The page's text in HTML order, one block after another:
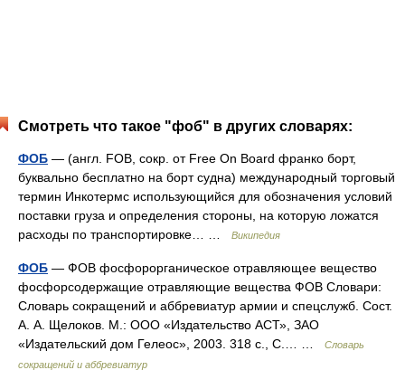
Смотреть что такое "фоб" в других словарях:
ФОБ — (англ. FOB, сокр. от Free On Board франко борт,
буквально бесплатно на борт судна) международный торговый
термин Инкотермс использующийся для обозначения условий
поставки груза и определения стороны, на которую ложатся
расходы по транспортировке… …
Википедия
ФОБ — ФОВ фосфорорганическое отравляющее вещество
фосфорсодержащие отравляющие вещества ФОВ Словари:
Словарь сокращений и аббревиатур армии и спецслужб. Сост.
А. А. Щелоков. М.: ООО «Издательство АСТ», ЗАО
«Издательский дом Гелеос», 2003. 318 с., С.… …
Словарь
сокращений и аббревиатур